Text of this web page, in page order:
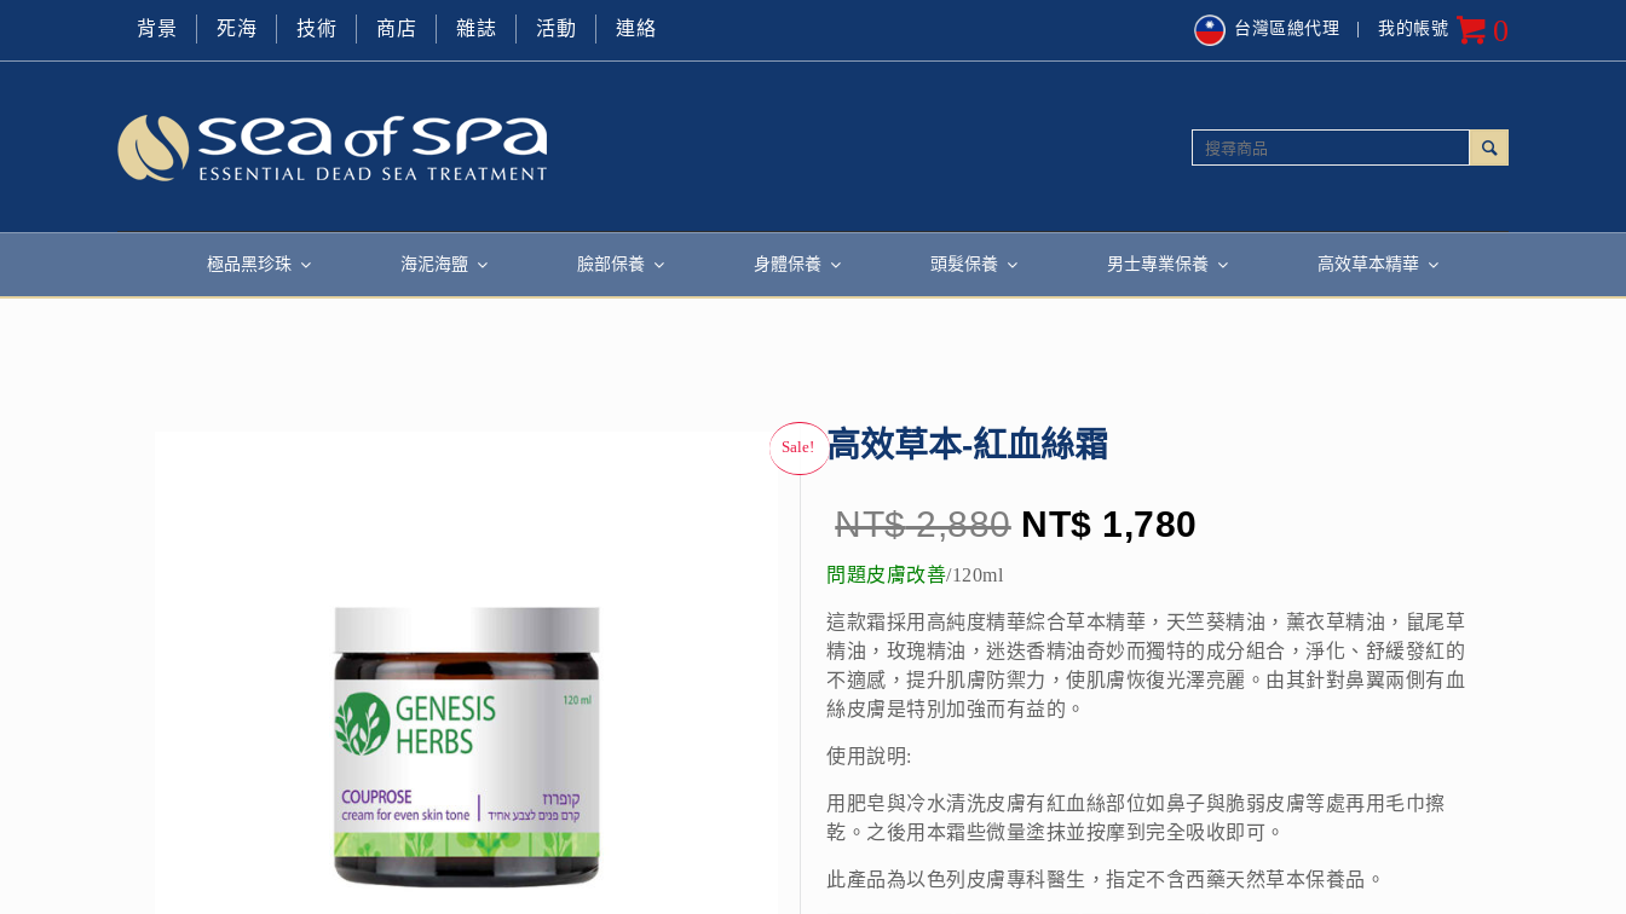
背景 死海 技術 商店 雜誌 活動 連絡 | 我的帳號 0
台灣區總代理
極品黑珍珠 海泥海鹽 臉部保養 身體保養 頭髮保養 男士專業保養 高效草本精華
高效草本-紅血絲霜
NT$2,880 NT$ 1,780
問題皮膚改善/120ml
這款霜採用高純度精華綜合草本精華，天竺葵精油，薰衣草精油，鼠尾草
精油，玫瑰精油，迷迭香精油奇妙而獨特的成分組合，淨化、舒緩發紅的
不適感，提升肌膚防禦力，使肌膚恢復光澤亮麗。由其針對鼻翼兩側有血
絲皮膚是特別加強而有益的。
使用說明:
用肥皂與冷水清洗皮膚有紅血絲部位如鼻子與脆弱皮膚等處再用毛巾擦
乾。之後用本霜些微量塗抹並按摩到完全吸收即可。
此產品為以色列皮膚專科醫生，指定不含西藥天然草本保養品。